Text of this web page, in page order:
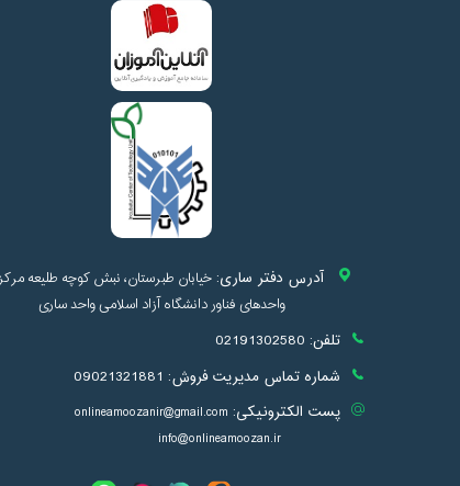
آدرس دفتر ساری: خیابان طبرستان، نبش کوچه طلیعه
واحدهای فناور دانشگاه آزاد اسلامی واحد ساری
تلفن: 02191302580
شماره تماس مدیریت فروش: 09021321881
پست الکترونیکی: onlineamoozanir@gmail.com
info@onlineamoozan.ir